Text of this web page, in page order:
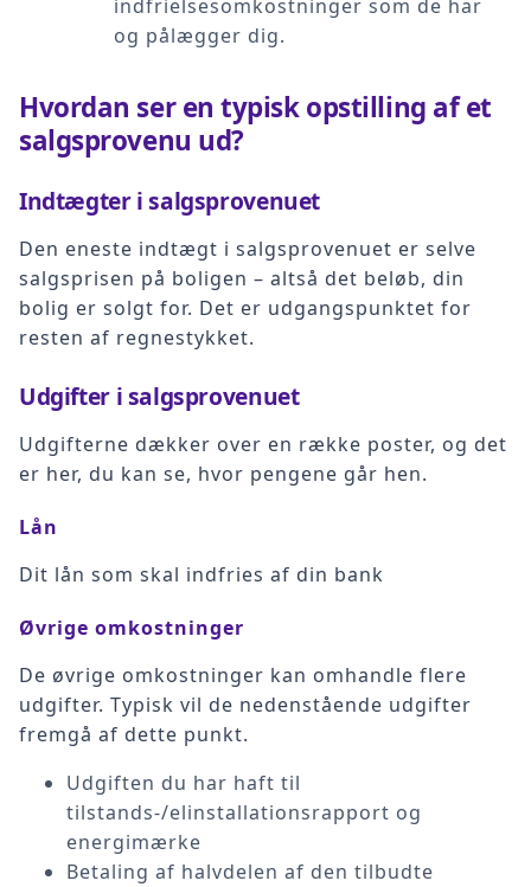
indfrielsesomkostninger som de har
og pålægger dig.
Hvordan ser en typisk opstilling af et
salgsprovenu ud?
Indtægter i salgsprovenuet
Den eneste indtægt i salgsprovenuet er selve
salgsprisen på boligen – altså det beløb, din
bolig er solgt for. Det er udgangspunktet for
resten af regnestykket.
Udgifter i salgsprovenuet
Udgifterne dækker over en række poster, og det
er her, du kan se, hvor pengene går hen.
Lån
Dit lån som skal indfries af din bank
Øvrige omkostninger
De øvrige omkostninger kan omhandle flere
udgifter. Typisk vil de nedenstående udgifter
fremgå af dette punkt.
Udgiften du har haft til
tilstands-/elinstallationsrapport og
energimærke
Betaling af halvdelen af den tilbudte